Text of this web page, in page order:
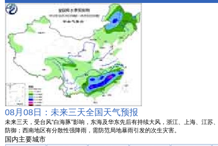
08月08日：未来三天全国天气预报
未来三天，受台风“白海豚”影响，东海及华东先后有持续大风，浙江、上海、江苏
防御；西南地区有分散性强降雨，需防范局地暴雨引发的次生灾害。
国内主要城市